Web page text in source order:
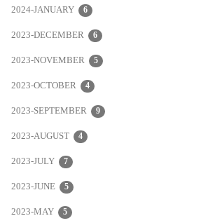
2024-JANUARY 6
2023-DECEMBER 6
2023-NOVEMBER 5
2023-OCTOBER 4
2023-SEPTEMBER 9
2023-AUGUST 4
2023-JULY 7
2023-JUNE 5
2023-MAY 5